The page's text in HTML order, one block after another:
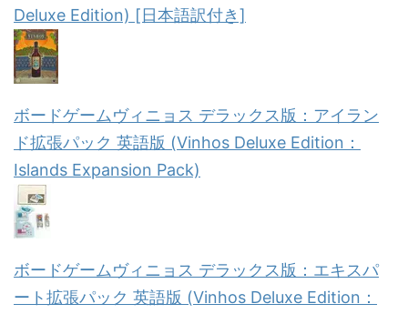
Deluxe Edition) [日本語訳付き]
ボードゲームヴィニョス デラックス版：アイラン
ド拡張パック 英語版 (Vinhos Deluxe Edition：
Islands Expansion Pack)
ボードゲームヴィニョス デラックス版：エキスパ
ート拡張パック 英語版 (Vinhos Deluxe Edition：